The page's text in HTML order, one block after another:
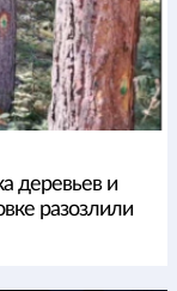
деревьев и
разозлили